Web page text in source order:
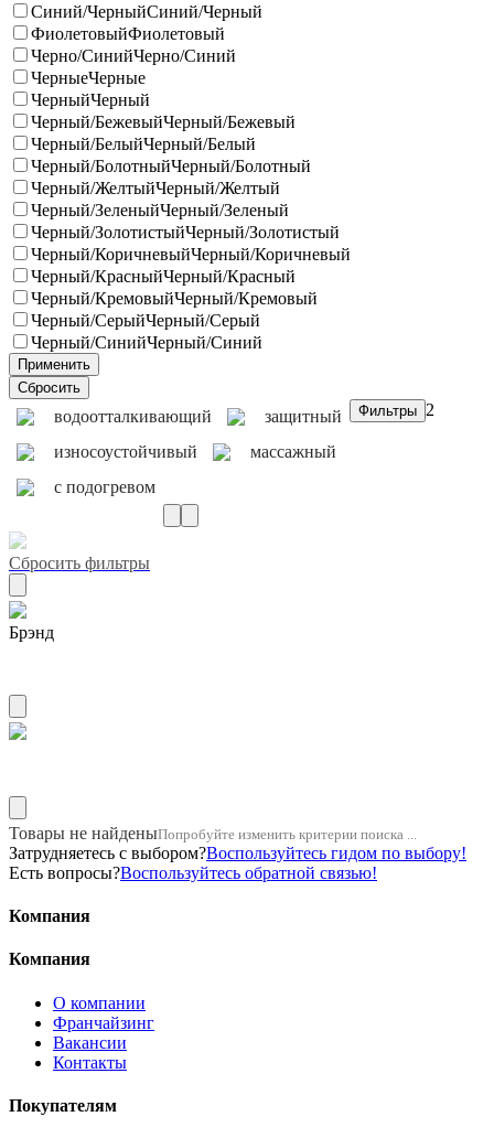
Синий/ЧерныйСиний/Черный
ФиолетовыйФиолетовый
Черно/СинийЧерно/Синий
ЧерныеЧерные
ЧерныйЧерный
Черный/БежевыйЧерный/Бежевый
Черный/БелыйЧерный/Белый
Черный/БолотныйЧерный/Болотный
Черный/ЖелтыйЧерный/Желтый
Черный/ЗеленыйЧерный/Зеленый
Черный/ЗолотистыйЧерный/Золотистый
Черный/КоричневыйЧерный/Коричневый
Черный/КрасныйЧерный/Красный
Черный/КремовыйЧерный/Кремовый
Черный/СерыйЧерный/Серый
Черный/СинийЧерный/Синий
водоотталкивающий
защитный
износоустойчивый
массажный
с подогревом
2
Сбросить фильтры
Брэнд
Товары не найденыПопробуйте изменить критерии поиска ...
Затрудняетесь с выбором?Воспользуйтесь гидом по выбору!
Есть вопросы?Воспользуйтесь обратной связью!
Компания
Компания
О компании
Франчайзинг
Вакансии
Контакты
Покупателям